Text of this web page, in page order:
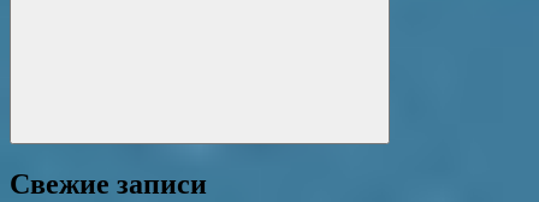
Поиск
Свежие записи